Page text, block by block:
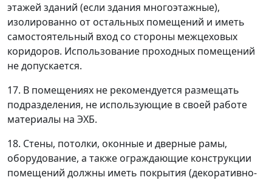
этажей зданий (если здания многоэтажные),
изолированно от остальных помещений и иметь
самостоятельный вход со стороны межцеховых
коридоров. Использование проходных помещений
не допускается.
17. В помещениях не рекомендуется размещать
подразделения, не использующие в своей работе
материалы на ЭХБ.
18. Стены, потолки, оконные и дверные рамы,
оборудование, а также ограждающие конструкции
помещений должны иметь покрытия (декоративно-